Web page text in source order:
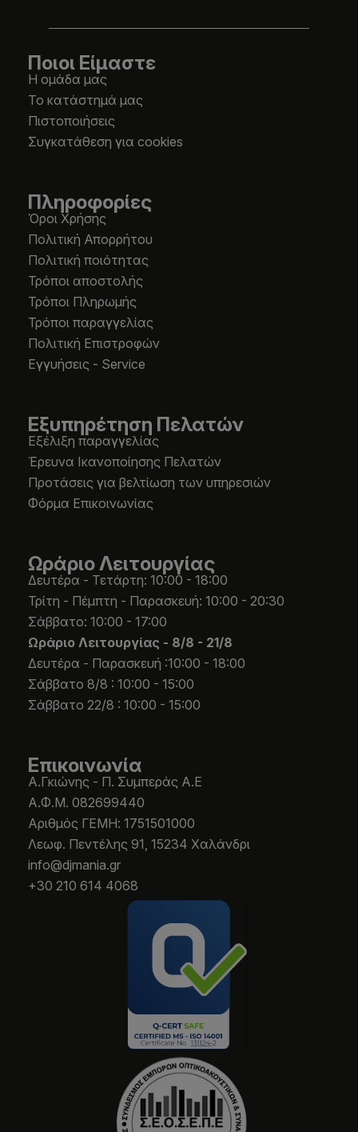
Ποιοι Είμαστε
Η ομάδα μας
Το κατάστημά μας
Πιστοποιήσεις
Συγκατάθεση για cookies
Πληροφορίες
Όροι Χρήσης
Πολιτική Απορρήτου
Πολιτική ποιότητας
Τρόποι αποστολής
Τρόποι Πληρωμής
Τρόποι παραγγελίας
Πολιτική Επιστροφών
Εγγυήσεις - Service
Εξυπηρέτηση Πελατών
Εξέλιξη παραγγελίας
Έρευνα Ικανοποίησης Πελατών
Προτάσεις για βελτίωση των υπηρεσιών
Φόρμα Επικοινωνίας
Ωράριο Λειτουργίας
Δευτέρα - Τετάρτη: 10:00 - 18:00
Τρίτη - Πέμπτη - Παρασκευή: 10:00 - 20:30
Σάββατο: 10:00 - 17:00
Ωράριο Λειτουργίας - 8/8 - 21/8
Δευτέρα - Παρασκευή :10:00 - 18:00
Σάββατο 8/8 : 10:00 - 15:00
Σάββατο 22/8 : 10:00 - 15:00
Επικοινωνία
Α.Γκιώνης - Π. Συμπεράς Α.Ε
Α.Φ.Μ. 082699440
Aριθμός ΓΕΜΗ: 1751501000
Λεωφ. Πεντέλης 91, 15234 Χαλάνδρι
info@djmania.gr
+30 210 614 4068